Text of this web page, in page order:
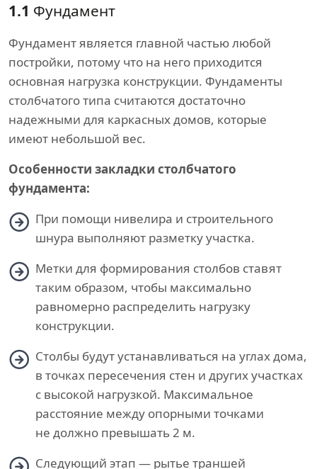
1.1 Фундамент
Фундамент является главной частью любой
постройки, потому что на него приходится
основная нагрузка конструкции. Фундаменты
столбчатого типа считаются достаточно
надежными для каркасных домов, которые
имеют небольшой вес.
Особенности закладки столбчатого
фундамента:
При помощи нивелира и строительного
шнура выполняют разметку участка.
Метки для формирования столбов ставят
таким образом, чтобы максимально
равномерно распределить нагрузку
конструкции.
Столбы будут устанавливаться на углах дома,
в точках пересечения стен и других участках
с высокой нагрузкой. Максимальное
расстояние между опорными точками
не должно превышать 2 м.
Следующий этап — рытье траншей